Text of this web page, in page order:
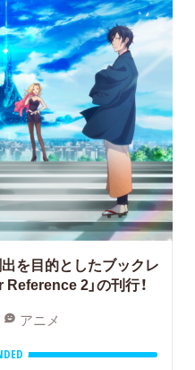
を目的としたブックレ
2」の刊行！
アニメ